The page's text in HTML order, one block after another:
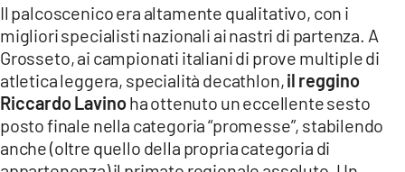
LACPLAY.IT
LACTV.IT
LACONAIR.IT
LACITYMAG.IT
Il palcoscenico era altamente qualitativo, con i
migliori specialisti nazionali ai nastri di partenza. A
Grosseto, ai campionati italiani di prove multiple di
atletica leggera, specialità decathlon,il reggino
Riccardo Lavinoha ottenuto un eccellente sesto
posto finale nella categoria “promesse”, stabilendo
anche (oltre quello della propria categoria di